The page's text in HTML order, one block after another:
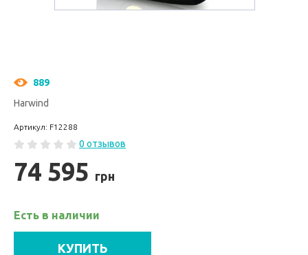
889
Harwind
Артикул: F12288
0 отзывов
74 595 грн
Есть в наличии
КУПИТЬ